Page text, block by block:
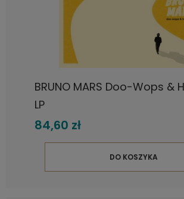
BRUNO MARS Doo-Wops &
LP
84,60 zł
DO KOSZYKA